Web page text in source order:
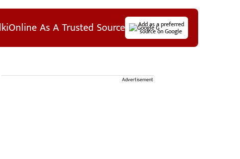
As A Trusted Source Add as a preferred
source on Google
Advertisement